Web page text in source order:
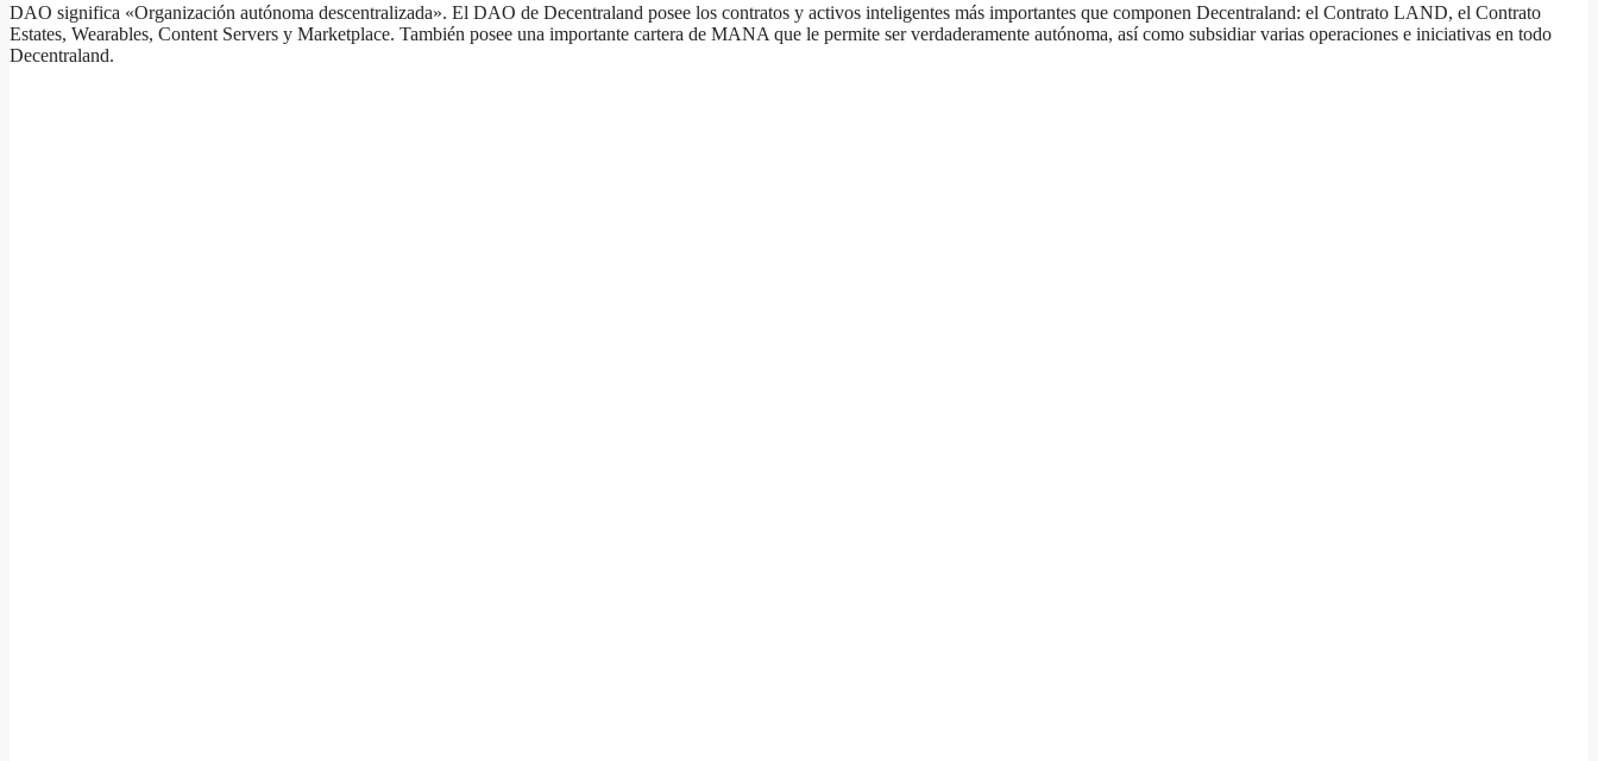
DAO significa «Organización autónoma descentralizada». El DAO de Decentraland posee los contratos y activos inteligentes más importantes que componen Decentraland: el Contrato LAND, el Contrato
Estates, Wearables, Content Servers y Marketplace. También posee una importante cartera de MANA que le permite ser verdaderamente autónoma, así como subsidiar varias operaciones e iniciativas en todo
Decentraland.